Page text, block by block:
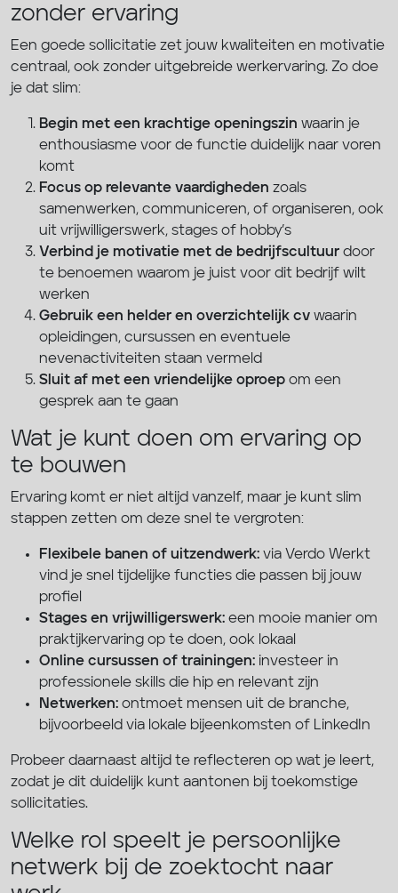
zonder ervaring
Een goede sollicitatie zet jouw kwaliteiten en motivatie
centraal, ook zonder uitgebreide werkervaring. Zo doe
je dat slim:
Begin met een krachtige openingszin waarin je
enthousiasme voor de functie duidelijk naar voren
komt
Focus op relevante vaardigheden zoals
samenwerken, communiceren, of organiseren, ook
uit vrijwilligerswerk, stages of hobby’s
Verbind je motivatie met de bedrijfscultuur door
te benoemen waarom je juist voor dit bedrijf wilt
werken
Gebruik een helder en overzichtelijk cv waarin
opleidingen, cursussen en eventuele
nevenactiviteiten staan vermeld
Sluit af met een vriendelijke oproep om een
gesprek aan te gaan
Wat je kunt doen om ervaring op
te bouwen
Ervaring komt er niet altijd vanzelf, maar je kunt slim
stappen zetten om deze snel te vergroten:
Flexibele banen of uitzendwerk: via Verdo Werkt
vind je snel tijdelijke functies die passen bij jouw
profiel
Stages en vrijwilligerswerk: een mooie manier om
praktijkervaring op te doen, ook lokaal
Online cursussen of trainingen: investeer in
professionele skills die hip en relevant zijn
Netwerken: ontmoet mensen uit de branche,
bijvoorbeeld via lokale bijeenkomsten of LinkedIn
Probeer daarnaast altijd te reflecteren op wat je leert,
zodat je dit duidelijk kunt aantonen bij toekomstige
sollicitaties.
Welke rol speelt je persoonlijke
netwerk bij de zoektocht naar